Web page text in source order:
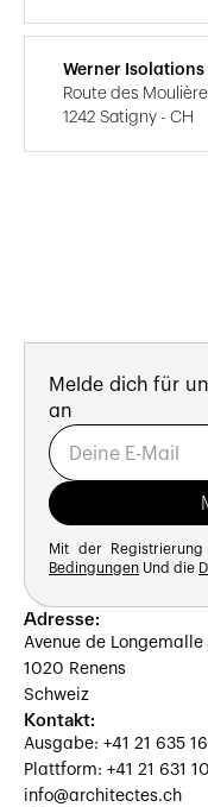
Werner Isolations
Route des
1242 Satigny - CH
Melde dich für
an
Mit der
Bedingungen Und die
Adresse:
Avenue de Longemalle
1020 Renens
Schweiz
Kontakt:
Ausgabe: +41 21 635
Plattform: +41 21 631
info@architectes.ch